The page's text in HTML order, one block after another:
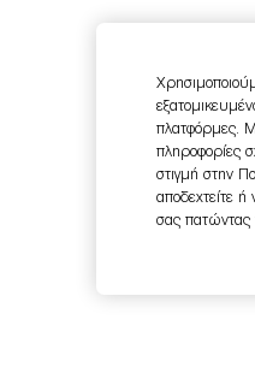
πλατφόρμες.
πληροφορίες
στιγμή στην
αποδεχτείτε
σας πατώντας